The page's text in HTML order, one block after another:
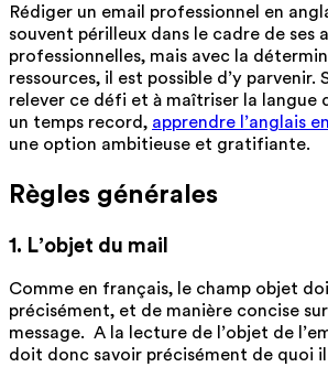
Rédiger un email professionnel en
souvent périlleux dans le cadre de ses
professionnelles, mais avec la
ressources, il est possible d’y parvenir.
relever ce défi et à maîtriser la langue
un temps record, apprendre l’anglais
une option ambitieuse et gratifiante.
Règles générales
1. L’objet du mail
Comme en français, le champ objet
précisément, et de manière concise
message. A la lecture de l’objet de
doit donc savoir précisément de quoi il